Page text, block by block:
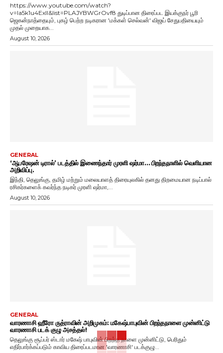
https://www.youtube.com/watch?
v=Ia5k1u4ExlI&list=PLAJYBWGrOvf8 துடிப்பான திரைப்பட இயக்குநர் பூரி
ஜெகன்நாத்தையும், புகழ் பெற்ற நடிகரான 'மக்கள் செல்வன்' விஜய் சேதுபதியையும்
முதல் முறையாக...
August 10, 2026
GENERAL
‘ஆபரேஷன் டிரால்’ படத்தில் இணைந்தார் முரளி ஷர்மா… பிறந்தநாளில் வெளியான
அறிவிப்பு.
இந்தி, தெலுங்கு, தமிழ் மற்றும் மலையாளத் திரையுலகில் தனது திறமையான நடிப்பால்
ரசிகர்களைக் கவர்ந்த நடிகர் முரளி ஷர்மா,...
August 10, 2026
GENERAL
வாரணாசி ஹீரோ ருத்ராவின் அறிமுகம்: மகேஷ்பாபுவின் பிறந்தநாளை முன்னிட்டு
வாரணாசி படக் குழு அசத்தல்!
தெலுங்கு சூப்பர் ஸ்டார் மகேஷ் பாபுவின் பிறந்த நாளை முன்னிட்டு, பெரிதும்
எதிர்பார்க்கப்படும் காவிய திரைப்படமான 'வாரணாசி' படக்குழு...